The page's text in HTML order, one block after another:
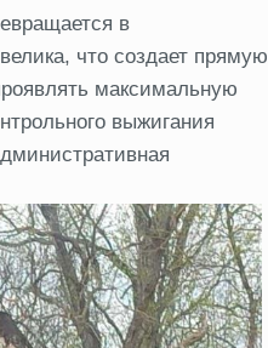
в
что создает прямую
максимальную
выжигания